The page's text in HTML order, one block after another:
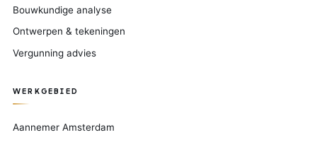
Bouwkundige analyse
Ontwerpen & tekeningen
Vergunning advies
WERKGEBIED
Aannemer Amsterdam